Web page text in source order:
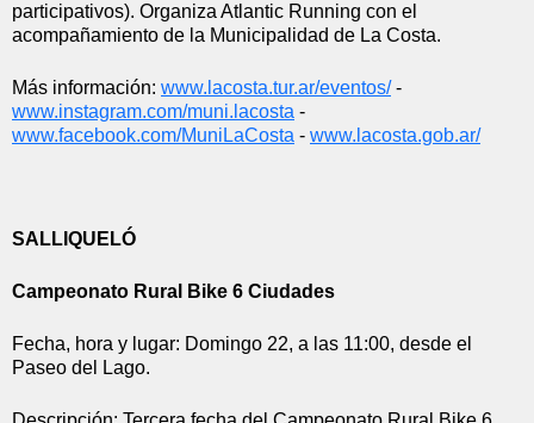
participativos). Organiza Atlantic Running con el
acompañamiento de la Municipalidad de La Costa.
Más información: www.lacosta.tur.ar/eventos/
www.instagram.com/muni.lacosta
www.facebook.com/MuniLaCosta - www.lacosta.gob.ar/
SALLIQUELÓ
Campeonato Rural Bike 6 Ciudades
Fecha, hora y lugar: Domingo 22, a las 11:00, desde el
Paseo del Lago.